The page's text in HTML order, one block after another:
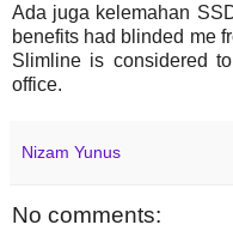
Ada juga kelemahan
benefits had blinded me
Slimline is considered
office.
Nizam Yunus
No comments: